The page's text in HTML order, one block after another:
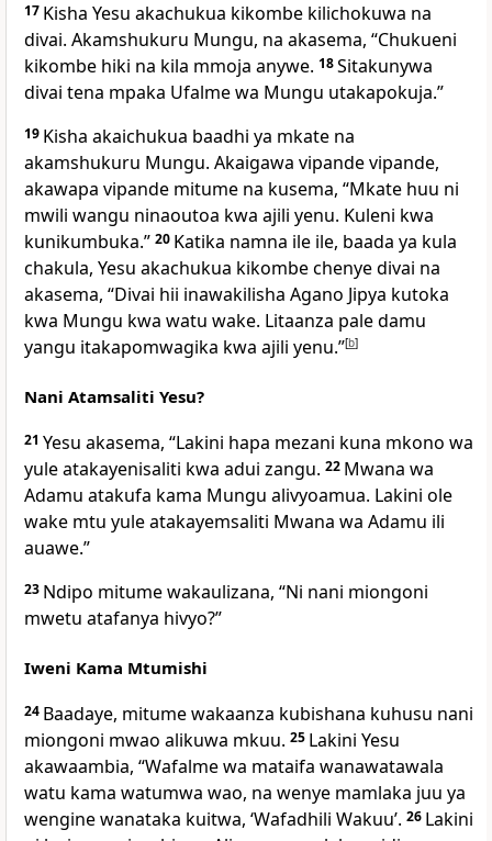
17 Kisha Yesu akachukua kikombe kilichokuwa na
divai. Akamshukuru Mungu, na akasema, “Chukueni
kikombe hiki na kila mmoja anywe. 18Sitakunywa
divai tena mpaka Ufalme wa Mungu utakapokuja.”
19 Kisha akaichukua baadhi ya mkate na
akamshukuru Mungu. Akaigawa vipande vipande,
akawapa vipande mitume na kusema, “Mkate huu ni
mwili wangu ninaoutoa kwa ajili yenu. Kuleni kwa
kunikumbuka.” 20 Katika namna ile ile, baada ya kula
chakula, Yesu akachukua kikombe chenye divai na
akasema, “Divai hii inawakilisha Agano Jipya kutoka
kwa Mungu kwa watu wake. Litaanza pale damu
yangu itakapomwagika kwa ajili yenu.”[b]
Nani Atamsaliti Yesu?
21 Yesu akasema, “Lakini hapa mezani kuna mkono wa
yule atakayenisaliti kwa adui zangu. 22 Mwana wa
Adamu atakufa kama Mungu alivyoamua. Lakini ole
wake mtu yule atakayemsaliti Mwana wa Adamu ili
auawe.”
23 Ndipo mitume wakaulizana, “Ni nani miongoni
mwetu atafanya hivyo?”
Iweni Kama Mtumishi
24 Baadaye, mitume wakaanza kubishana kuhusu nani
miongoni mwao alikuwa mkuu. 25 Lakini Yesu
akawaambia, “Wafalme wa mataifa wanawatawala
watu kama watumwa wao, na wenye mamlaka juu ya
wengine wanataka kuitwa, ‘Wafadhili Wakuu’. 26 Lakini